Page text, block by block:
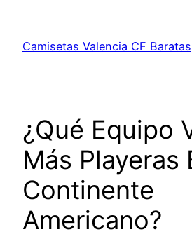
contenido
Camisetas Valencia CF Baratas
¿Qué Equipo
Más Playeras
Continente
Americano?